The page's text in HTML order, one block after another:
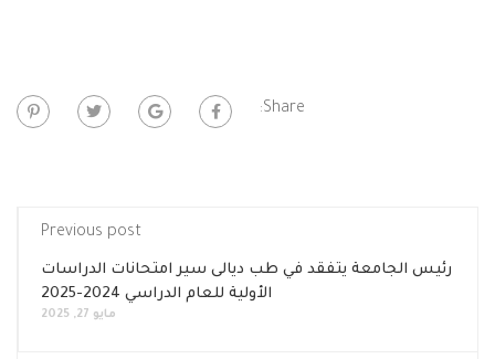
Previous post
يتفقد في طب ديالى سير امتحانات الدراسات
الأولية للعام الدراسي 2024-2025